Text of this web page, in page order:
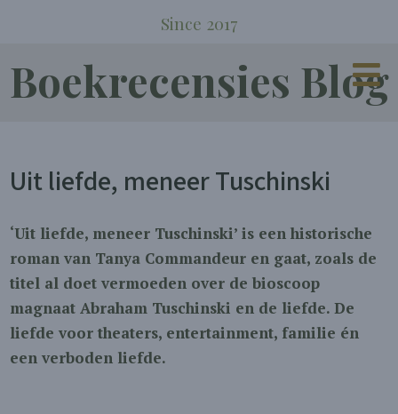
Since 2017
Boekrecensies Blog
Uit liefde, meneer Tuschinski
‘Uit liefde, meneer Tuschinski’ is een historische
roman van Tanya Commandeur en gaat, zoals de
titel al doet vermoeden over de bioscoop
magnaat Abraham Tuschinski en de liefde. De
liefde voor theaters, entertainment, familie én
een verboden liefde.